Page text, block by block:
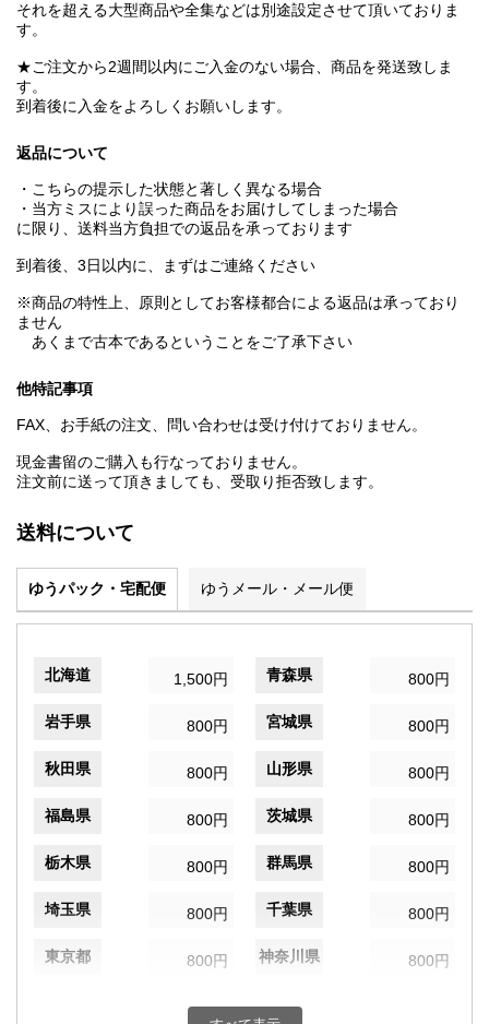
それを超える大型商品や全集などは別途設定させて頂いておりま
す。
★ご注文から2週間以内にご入金のない場合、商品を発送致しま
す。
到着後に入金をよろしくお願いします。
返品について
・こちらの提示した状態と著しく異なる場合
・当方ミスにより誤った商品をお届けしてしまった場合
に限り、送料当方負担での返品を承っております
到着後、3日以内に、まずはご連絡ください
※商品の特性上、原則としてお客様都合による返品は承っており
ません
あくまで古本であるということをご了承下さい
他特記事項
FAX、お手紙の注文、問い合わせは受け付けておりません。
現金書留のご購入も行なっておりません。
注文前に送って頂きましても、受取り拒否致します。
送料について
ゆうパック・宅配便 ゆうメール・メール便
北海道 1,500円 青森県 800円
岩手県 800円 宮城県 800円
秋田県 800円 山形県 800円
福島県 800円 茨城県 800円
栃木県 800円 群馬県 800円
埼玉県 800円 千葉県 800円
東京都 800円 神奈川県 800円
800円 富山県